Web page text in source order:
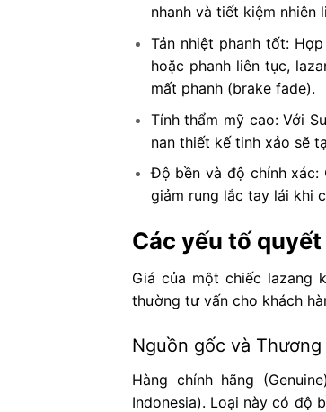
nhanh và tiết kiệm nhiên
Tản nhiệt phanh tốt:
hoặc phanh liên tục,
mất phanh (brake fade).
Tính thẩm mỹ cao: Với
nan thiết kế tinh xảo sẽ
Độ bền và độ chính xác:
giảm rung lắc tay lái khi
Các yếu tố
Giá của một chiếc lazang
thường tư vấn cho khách
Nguồn gốc và Thương
Hàng chính hãng
Indonesia). Loại này có độ